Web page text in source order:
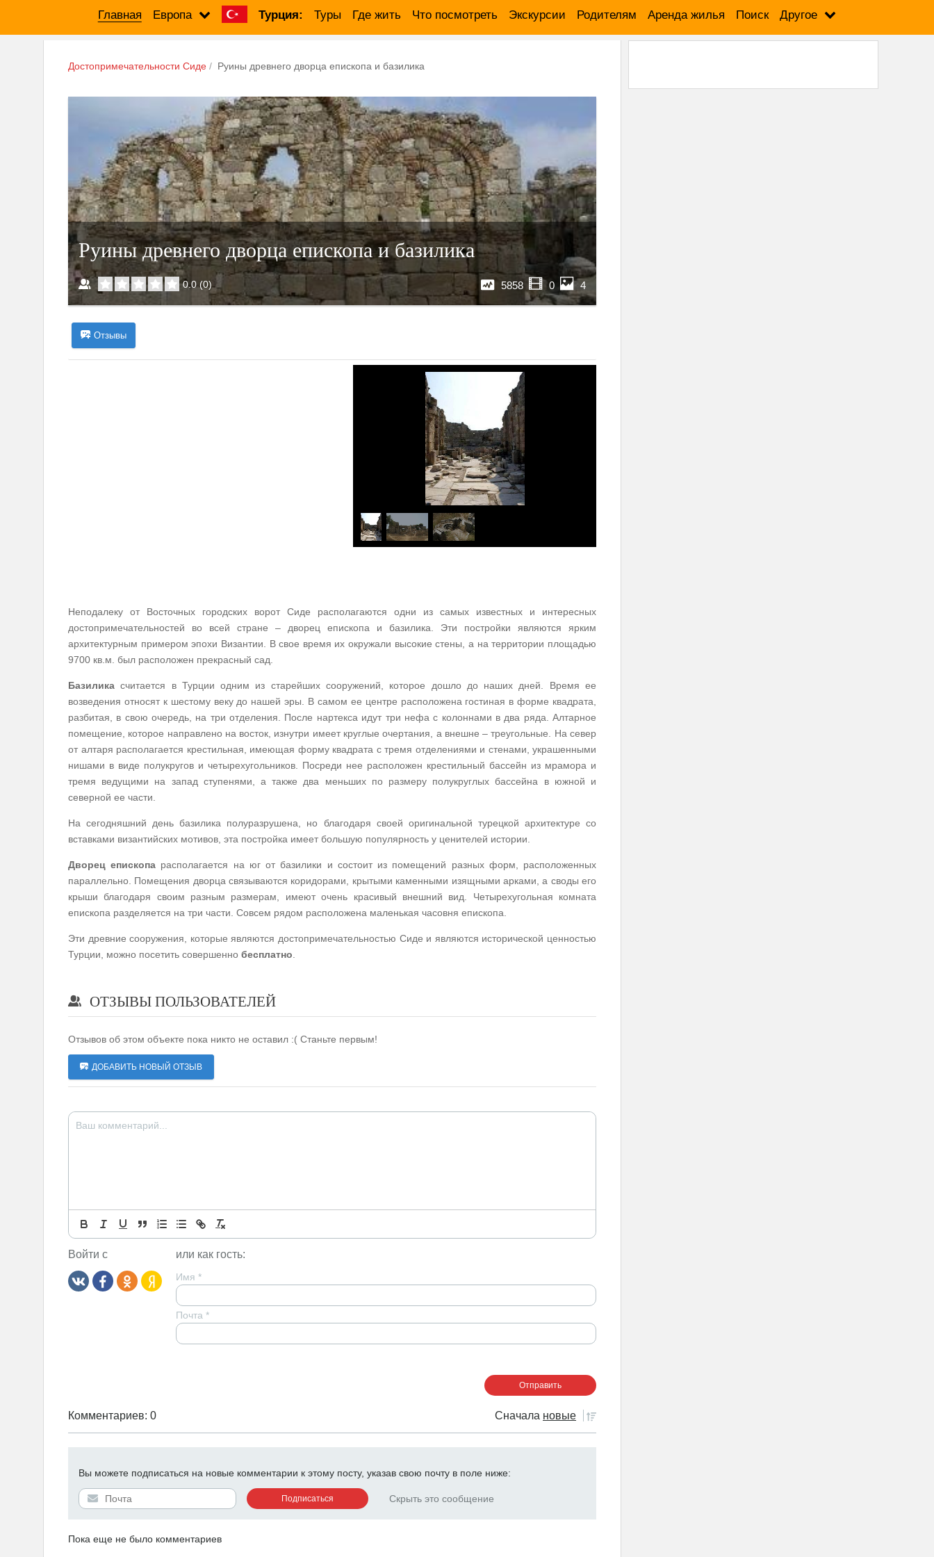
Главная Европа Турция: Туры Где жить Что посмотреть Экскурсии Родителям Аренда жилья Поиск Другое
Достопримечательности Сиде Руины древнего дворца епископа и базилика
Руины древнего дворца епископа и базилика
0.0 (0) 5858 0 4
Отзывы
Неподалеку от Восточных городских ворот Сиде располагаются одни из самых известных и интересных
достопримечательностей во всей стране – дворец епископа и базилика. Эти постройки являются ярким
архитектурным примером эпохи Византии. В свое время их окружали высокие стены, а на территории площадью
9700 кв.м. был расположен прекрасный сад.
Базилика считается в Турции одним из старейших сооружений, которое дошло до наших дней. Время ее
возведения относят к шестому веку до нашей эры. В самом ее центре расположена гостиная в форме квадрата,
разбитая, в свою очередь, на три отделения. После нартекса идут три нефа с колоннами в два ряда. Алтарное
помещение, которое направлено на восток, изнутри имеет круглые очертания, а внешне – треугольные. На север
от алтаря располагается крестильная, имеющая форму квадрата с тремя отделениями и стенами, украшенными
нишами в виде полукругов и четырехугольников. Посреди нее расположен крестильный бассейн из мрамора и
тремя ведущими на запад ступенями, а также два меньших по размеру полукруглых бассейна в южной и
северной ее части.
На сегодняшний день базилика полуразрушена, но благодаря своей оригинальной турецкой архитектуре со
вставками византийских мотивов, эта постройка имеет большую популярность у ценителей истории.
Дворец епископа располагается на юг от базилики и состоит из помещений разных форм, расположенных
параллельно. Помещения дворца связываются коридорами, крытыми каменными изящными арками, а своды его
крыши благодаря своим разным размерам, имеют очень красивый внешний вид. Четырехугольная комната
епископа разделяется на три части. Совсем рядом расположена маленькая часовня епископа.
Эти древние сооружения, которые являются достопримечательностью Сиде и являются исторической ценностью
Турции, можно посетить совершенно бесплатно
ОТЗЫВЫ ПОЛЬЗОВАТЕЛЕЙ
Отзывов об этом объекте пока никто не оставил :( Станьте первым!
ДОБАВИТЬ НОВЫЙ ОТЗЫВ
Войти с или как гость:
Имя *
Почта *
Комментариев: 0 Сначала новые
Вы можете подписаться на новые комментарии к этому посту, указав свою почту в поле ниже:
Скрыть это сообщение
Пока еще не было комментариев